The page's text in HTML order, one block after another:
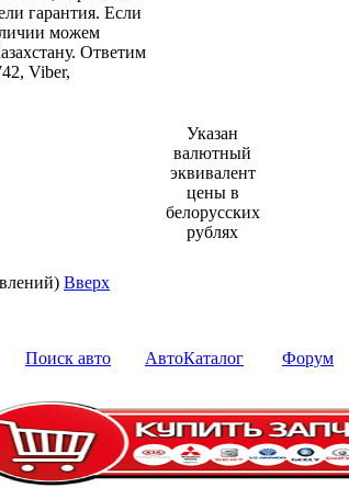
гарантия. Если
можем
Ответим
Viber,
Указан
валютный
эквивалент
цены в
белорусских
рублях
Вверх
Поиск авто АвтоКаталог Форум